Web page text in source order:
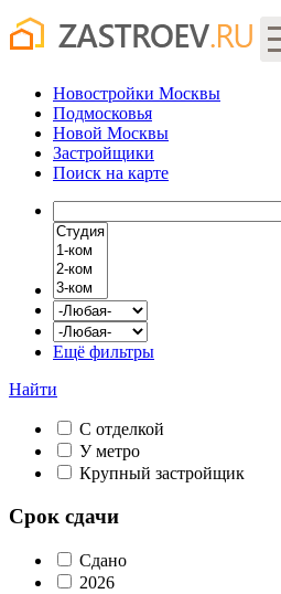
Новостройки Москвы
Подмосковья
Новой Москвы
Застройщики
Поиск на карте
Ещё фильтры
Найти
С отделкой
У метро
Крупный застройщик
Срок сдачи
Сдано
2026